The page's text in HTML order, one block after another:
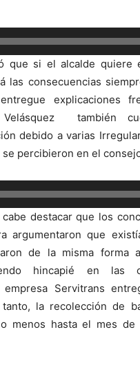
que si el alcalde quiere
las consecuencias
explicaciones
Velásquez también
debido a varias
percibieron en el
destacar que los
argumentaron que
de la misma forma
hincapié en las
Servitrans
la recolección de
menos hasta el mes de